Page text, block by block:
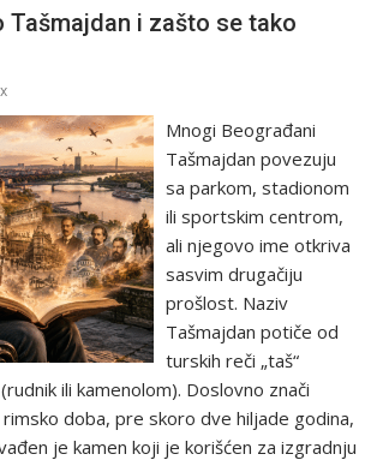
Tašmajdan i zašto se tako
Mnogi Beograđani
Tašmajdan povezuju
sa parkom, stadionom
ili sportskim centrom,
ali njegovo ime otkriva
sasvim drugačiju
prošlost. Naziv
Tašmajdan potiče od
turskih reči „taš“
ili kamenolom). Doslovno znači
rimsko doba, pre skoro dve hiljade godina,
je kamen koji je korišćen za izgradnju